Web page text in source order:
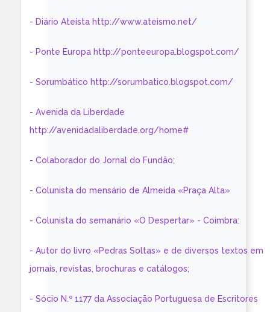
- Diário Ateísta http://www.ateismo.net/
- Ponte Europa http://ponteeuropa.blogspot.com/
- Sorumbático http://sorumbatico.blogspot.com/
- Avenida da Liberdade
http://avenidadaliberdade.org/home#
- Colaborador do Jornal do Fundão;
- Colunista do mensário de Almeida «Praça Alta»
- Colunista do semanário «O Despertar» - Coimbra:
- Autor do livro «Pedras Soltas» e de diversos textos em
jornais, revistas, brochuras e catálogos;
- Sócio N.º 1177 da Associação Portuguesa de Escritores